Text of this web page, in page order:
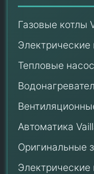
Газовые котлы
Электрические
Тепловые
Автоматика
Оригинальные
Электрические